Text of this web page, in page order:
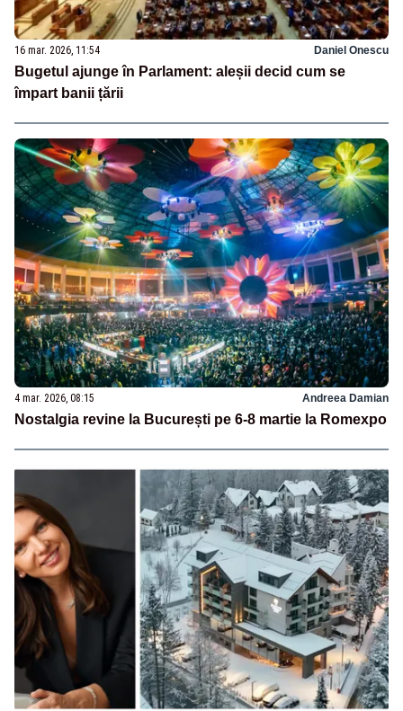
16 mar. 2026, 11:54 Daniel Onescu
Bugetul ajunge în Parlament: aleșii decid cum se
împart banii țării
4 mar. 2026, 08:15 Andreea Damian
Nostalgia revine la București pe 6-8 martie la Romexpo